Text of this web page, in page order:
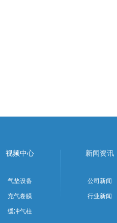
视频中心
气垫设备
充气卷膜
缓冲气柱
新闻资讯
公司新闻
行业新闻